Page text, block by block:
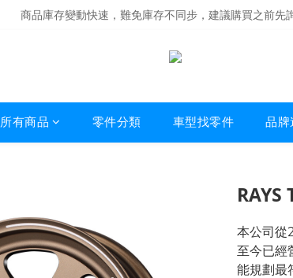
商品庫存變動快速，難免庫存不同步，建議購買之前先
經營超過20年的改裝老字號，安全有保障
商品庫存變動快速，難免庫存不同步，建議購買之前先
所有商品 零件分類 車型找零件 品牌
RAYS
本公司從
至今已經
能規劃最